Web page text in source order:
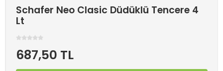
Schafer Neo Clasic Düdüklü Tencere 4
Lt
687,50 TL